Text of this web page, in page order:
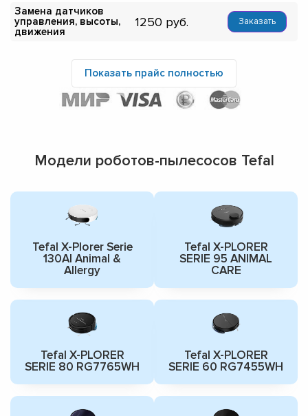
Замена датчиков
управления, высоты,
движения
1250 Заказать
Показать прайс полностью
Модели роботов-пылесосов Tefal
Tefal X-Plorer Serie
130AI Animal &
Allergy
Tefal X-PLORER
SERIE 95 ANIMAL
CARE
Tefal X-PLORER
SERIE 80 RG7765WH
Tefal X-PLORER
SERIE 60 RG7455WH